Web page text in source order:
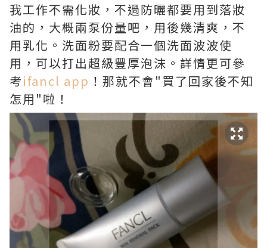
我工作不需化妝，不過防曬都要用到落妝
油的，大概兩泵份量吧，用後幾清爽，不
用乳化。洗面粉要配合一個洗面波波使
用，可以打出超級豐厚泡沫。詳情更可參
考ifancl app ！那就不會"買了回家後不知
怎用"啦！